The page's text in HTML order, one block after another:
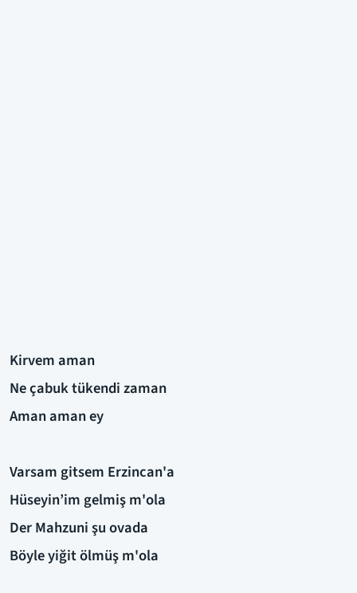
Kirvem aman
Ne çabuk tükendi zaman
Aman aman ey
Varsam gitsem Erzincan'a
Hüseyin’im gelmiş m'ola
Der Mahzuni şu ovada
Böyle yiğit ölmüş m'ola